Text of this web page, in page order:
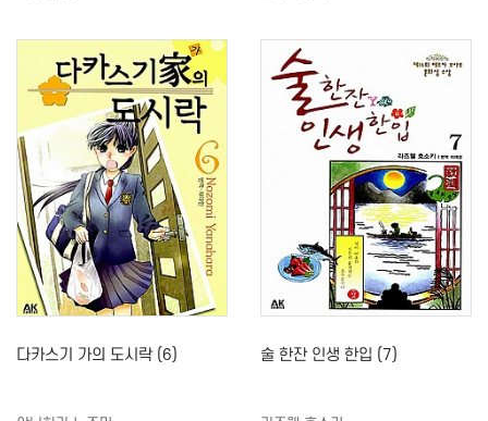
다카스기 가의 도시락 (6) 술 한잔 인생 한입 (7)